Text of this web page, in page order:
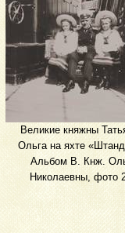
Великие княжны
Ольга на яхте
Альбом В. Кнж.
Николаевны, фото